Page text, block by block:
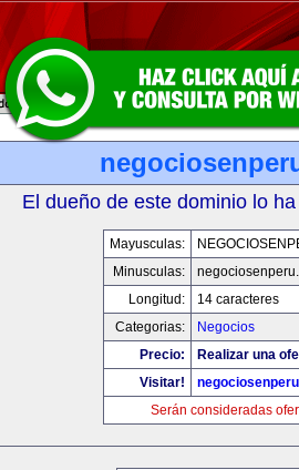
El dueño de este dominio lo
Mayusculas:
Minusculas:
Longitud:
14 caracteres
Categorias:
Negocios
Precio:
Realizar una
Visitar!
Serán consideradas